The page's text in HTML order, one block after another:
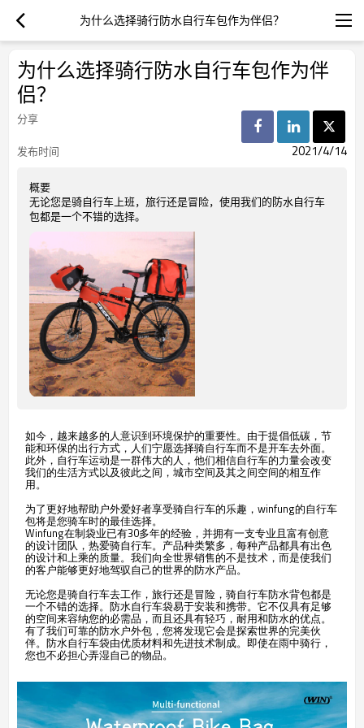
为什么选择骑行防水自行车包作为伴侣？
为什么选择骑行防水自行车包作为伴
侣？
分享
发布时间
2021/4/14
概要
无论您是骑自行车上班，旅行还是冒险，使用我们的防水自行车
包都是一个不错的选择。
如今，越来越多的人意识到环境保护的重要性。由于提倡低碳，节
能和环保的出行方式，人们宁愿选择骑自行车而不是开车去外面。
此外，自行车运动是一群伟大的人，他们相信自行车的力量会改变
我们的生活方式以及彼此之间，城市空间及其之间空间的相互作
用。
为了更好地帮助户外爱好者享受骑自行车的乐趣，winfung的自行车
包将是您骑车时的最佳选择。
Winfung在制袋业已有30多年的经验，并拥有一支专业且富有创意
的设计团队，热爱骑自行车。产品种类繁多，每种产品都具有出色
的设计和上乘的质量。我们向全世界销售的不是技术，而是使我们
的客户能够更好地驾驭自己的世界的防水产品。
无论您是骑自行车去工作，旅行还是冒险，骑自行车防水背包都是
一个不错的选择。防水自行车袋易于安装和携带。它不仅具有足够
的空间来容纳您的必需品，而且还具有轻巧，耐用和防水的优点。
有了我们可靠的防水户外包，您将发现它会是探索世界的完美伙
伴。防水自行车袋由优质材料和先进技术制成。即使在雨中骑行，
您也不必担心弄湿自己的物品。